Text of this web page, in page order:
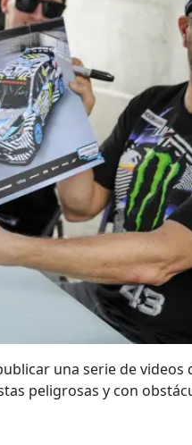
una serie de videos
peligrosas y con